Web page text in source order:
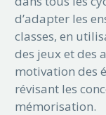
d’adapter les
classes, en
des jeux et des
motivation des
révisant les
mémorisation.